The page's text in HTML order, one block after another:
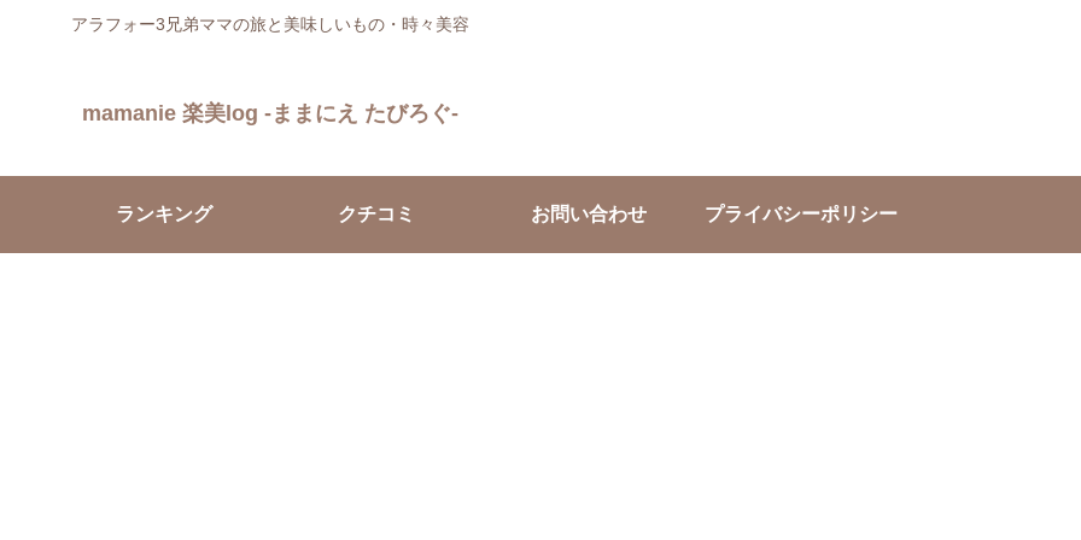
アラフォー3兄弟ママの旅と美味しいもの・時々美容
mamanie 楽美log -ままにえ たびろぐ-
ランキング クチコミ お問い合わせ プライバシーポリシー